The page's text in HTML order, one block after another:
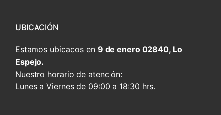
UBICACIÓN
Estamos ubicados en 9 de enero 02840, Lo
Espejo.
Nuestro horario de atención:
Lunes a Viernes de 09:00 a 18:30 hrs.